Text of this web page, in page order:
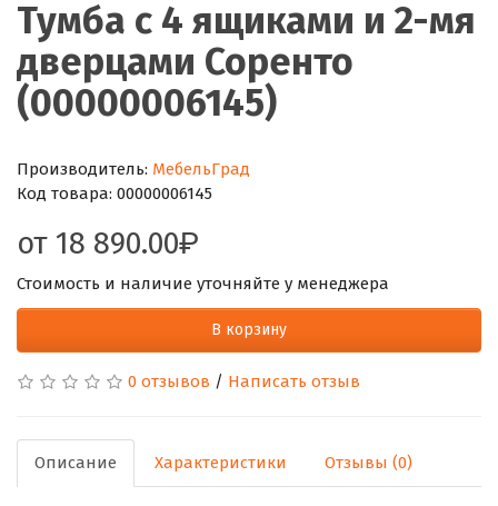
Тумба с 4 ящиками и 2-мя
дверцами Соренто
(00000006145)
Производитель: МебельГрад
Код товара: 00000006145
от 18 890.00
Стоимость и наличие уточняйте у менеджера
В корзину
0 отзывов / Написать отзыв
Описание Характеристики Отзывы (0)